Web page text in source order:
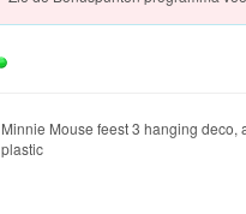
Minnie Mouse feest 3 hanging deco,
plastic